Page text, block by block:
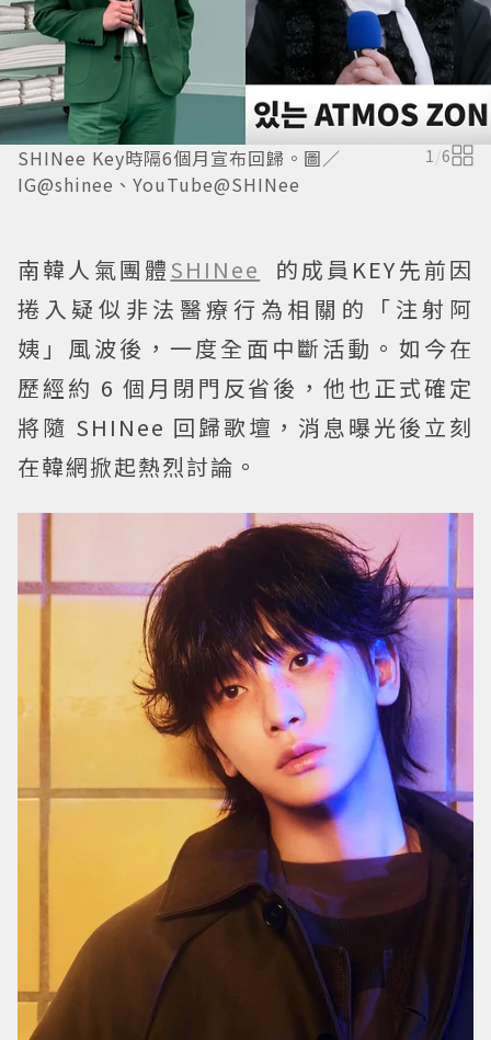
SHINee Key時隔6個月宣布回歸。圖／
IG@shinee、YouTube@SHINee
1/6
南韓人氣團體SHINee
的成員KEY先前因
捲入疑似非法醫療行為相關的「注射阿
姨」風波後，一度全面中斷活動。如今在
歷經約 6 個月閉門反省後，他也正式確定
將隨 SHINee 回歸歌壇，消息曝光後立刻
在韓網掀起熱烈討論。